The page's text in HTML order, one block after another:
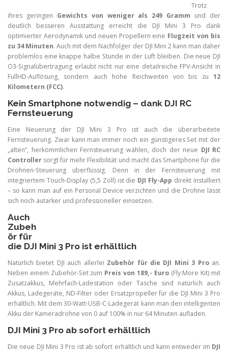
Trotz
ihres geringen Gewichts von weniger als 249 Gramm und der
deutlich besseren Ausstattung erreicht die DJI Mini 3 Pro dank
optimierter Aerodynamik und neuen Propellern eine Flugzeit von bis
zu 34 Minuten. Auch mit dem Nachfolger der DJI Mini 2 kann man daher
problemlos eine knappe halbe Stunde in der Luft bleiben. Die neue DJI
O3-Signalübertragung erlaubt nicht nur eine detailreiche FPV-Ansicht in
FullHD-Auflösung, sondern auch hohe Reichweiten von bis zu 12
Kilometern (FCC).
Kein Smartphone notwendig – dank DJI RC
Fernsteuerung
Eine Neuerung der DJI Mini 3 Pro ist auch die überarbeitete
Fernsteuerung. Zwar kann man immer noch ein günstigeres Set mit der
„alten“, herkömmlichen Fernsteuerung wählen, doch der neue DJI RC
Controller sorgt für mehr Flexibilität und macht das Smartphone für die
Drohnen-Steuerung überflüssig. Denn in der Fernsteuerung mit
integriertem Touch-Display (5,5 Zoll) ist die DJI Fly-App direkt installiert
– so kann man auf ein Personal Device verzichten und die Drohne lässt
sich noch autarker und professioneller einsetzen.
Auch
Zubeh
ör für
die DJI Mini 3 Pro ist erhältlich
Natürlich bietet DJI auch allerlei Zubehör für die DJI Mini 3 Proan.
Neben einem Zubehör-Set zum Preis von 189,- Euro(Fly More Kit) mit
Zusatzakkus, Mehrfach-Ladestation oder Tasche sind natürlich auch
Akkus, Ladegeräte, ND-Filter oder Ersatzpropeller für die DJI Mini 3 Pro
erhältlich. Mit dem 30-Watt-USB-C-Ladegerät kann man den intelligenten
Akku der Kameradrohne von 0 auf 100% in nur 64 Minuten aufladen.
DJI Mini 3 Pro ab sofort erhältlich
Die neue DJI Mini 3 Pro ist ab sofort erhältlich und kann entweder im DJI